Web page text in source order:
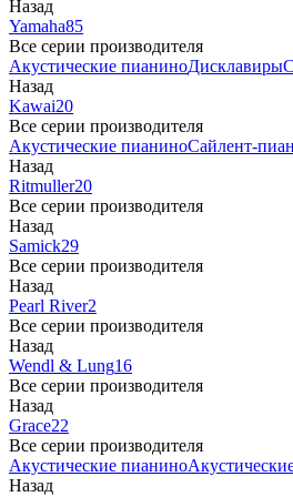
Назад
Yamaha85
Все серии производителя
Акустические пианиноДисклавиры
Назад
Kawai20
Все серии производителя
Акустические пианиноСайлент-
Назад
Ritmuller20
Все серии производителя
Назад
Samick29
Все серии производителя
Назад
Pearl River2
Все серии производителя
Назад
Wendl & Lung16
Все серии производителя
Назад
Grace22
Все серии производителя
Акустические пианино
Назад